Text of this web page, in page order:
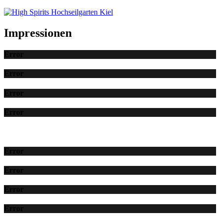
Impressionen
Error
Error
Error
Error
Error
Error
Error
Error